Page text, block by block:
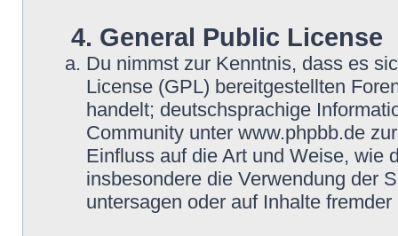
4. General Public License
Du nimmst zur Kenntnis, dass es
License (GPL) bereitgestellten
handelt; deutschsprachige
Community unter www.phpbb.de
Einfluss auf die Art und Weise, wie
insbesondere die Verwendung der
untersagen oder auf Inhalte